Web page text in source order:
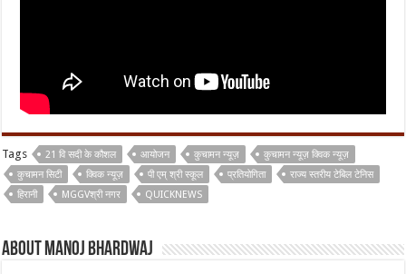
Tags 21 वि सदी के कौशल आयोजन कुचामन न्यूज़
कुचामन न्यूज़ क्विक न्यूज़
कुचामन सिटी
क्विक न्यूज़ पी एम् श्री स्कूल प्रतियोगिता
राज्य स्तरीय टेबिल टेनिस
हिरानी
MGGVश्री नगर QUICKNEWS
About Manoj Bhardwaj